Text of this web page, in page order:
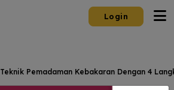
Login
Teknik Pemadaman Kebakaran Dengan 4